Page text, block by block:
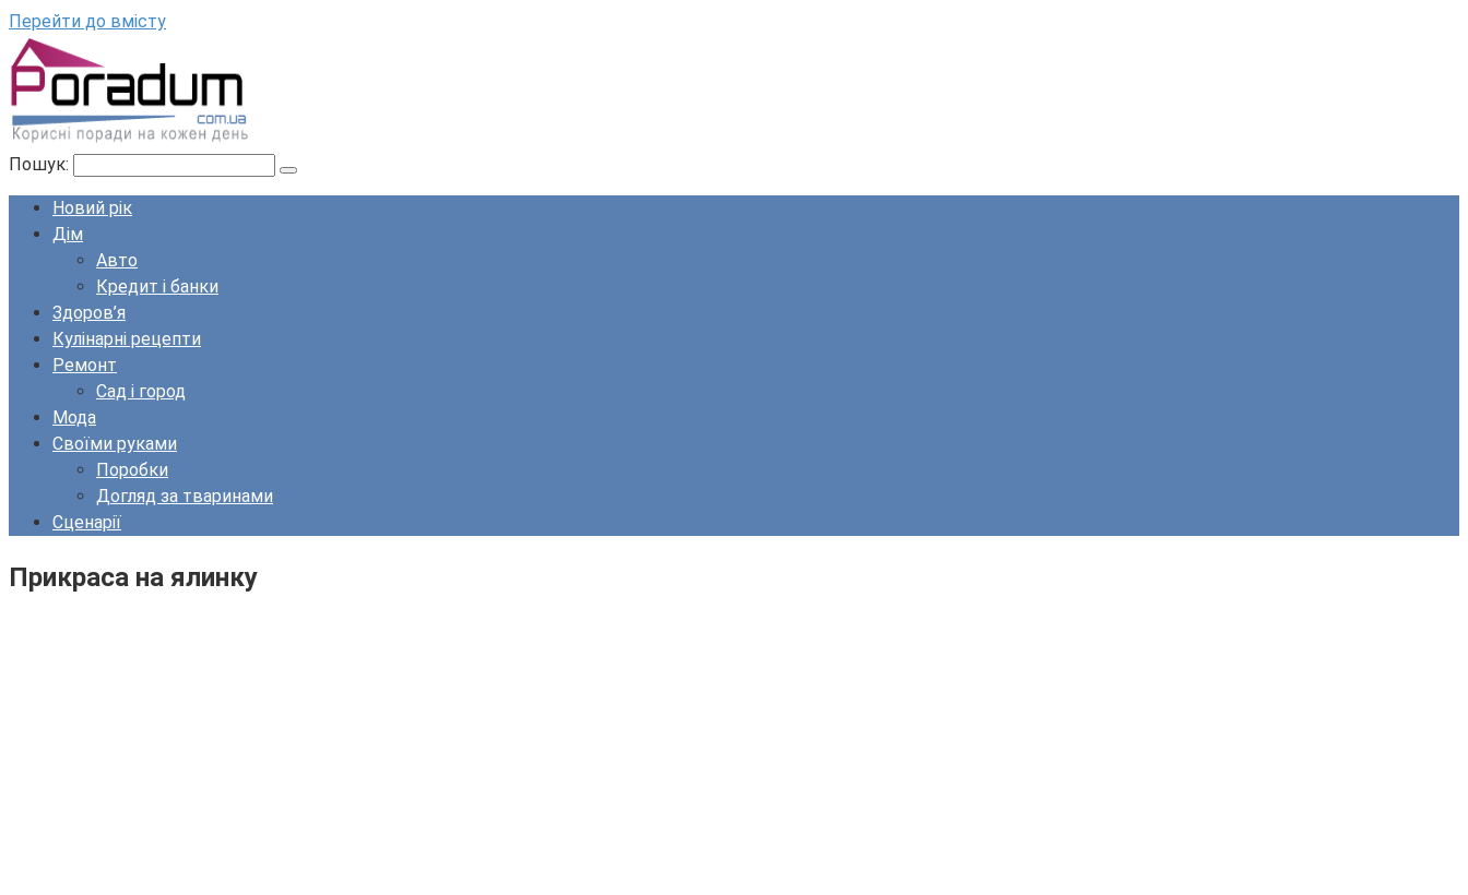
Перейти до вмісту
Пошук:
Новий рік
Дім
Авто
Кредит і банки
Здоров’я
Кулінарні рецепти
Ремонт
Сад і город
Мода
Своїми руками
Поробки
Догляд за тваринами
Сценарії
Прикраса на ялинку